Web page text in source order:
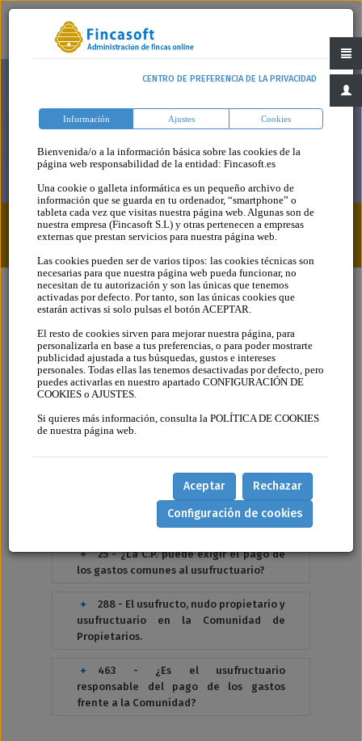
Consultas > Personas > Usufructuario
Consultas
22 - ¿Puede el usufructuario asistir a
acuerdos?
23 - ¿Está el usufructuario obligado
al pago de los gastos comunes?
24 - ¿El usufructuario puede ser
Presidente de la C.P.?
25 - ¿La C.P. puede exigir el pago de
los gastos comunes al usufructuario?
288 - El usufructo, nudo propietario y
usufructuario en la Comunidad de
Propietarios.
463 - ¿Es el usufructuario
responsable del pago de los gastos
frente a la Comunidad?
CENTRO DE PREFERENCIA DE LA PRIVACIDAD
Información Ajustes Cookies
Bienvenida/o a la información básica sobre las cookies de la
página web responsabilidad de la entidad: Fincasoft.es
Una cookie o galleta informática es un pequeño archivo de
información que se guarda en tu ordenador, “smartphone” o
tableta cada vez que visitas nuestra página web. Algunas son de
nuestra empresa (Fincasoft S.L) y otras pertenecen a empresas
externas que prestan servicios para nuestra página web.
Las cookies pueden ser de varios tipos: las cookies técnicas son
necesarias para que nuestra página web pueda funcionar, no
necesitan de tu autorización y son las únicas que tenemos
activadas por defecto. Por tanto, son las únicas cookies que
estarán activas si solo pulsas el botón ACEPTAR.
El resto de cookies sirven para mejorar nuestra página, para
personalizarla en base a tus preferencias, o para poder mostrarte
publicidad ajustada a tus búsquedas, gustos e intereses
personales. Todas ellas las tenemos desactivadas por defecto, pero
puedes activarlas en nuestro apartado CONFIGURACIÓN DE
COOKIES o AJUSTES.
Si quieres más información, consulta la POLÍTICA DE COOKIES
de nuestra página web.
Aceptar
Rechazar
Configuración de cookies